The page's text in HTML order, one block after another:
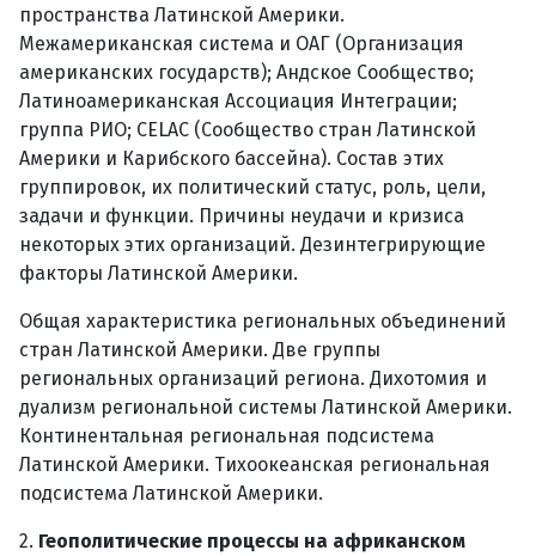
пространства Латинской Америки.
Межамериканская система и ОАГ (Организация
американских государств); Андское Сообщество;
Латиноамериканская Ассоциация Интеграции;
группа РИО; CELAC (Сообщество стран Латинской
Америки и Карибского бассейна). Состав этих
группировок, их политический статус, роль, цели,
задачи и функции. Причины неудачи и кризиса
некоторых этих организаций. Дезинтегрирующие
факторы Латинской Америки.
Общая характеристика региональных объединений
стран Латинской Америки. Две группы
региональных организаций региона. Дихотомия и
дуализм региональной системы Латинской Америки.
Континентальная региональная подсистема
Латинской Америки. Тихоокеанская региональная
подсистема Латинской Америки.
2. Геополитические процессы на африканском